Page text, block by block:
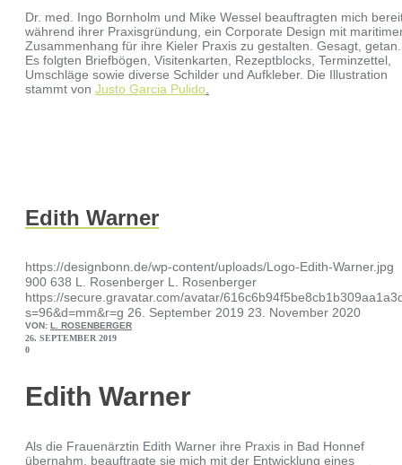
Dr. med. Ingo Bornholm und Mike Wessel beauftragten mich
während ihrer Praxisgründung, ein Corporate Design mit
Zusammenhang für ihre Kieler Praxis zu gestalten. Gesagt, getan.
Es folgten Briefbögen, Visitenkarten, Rezeptblocks, Terminzettel,
Umschläge sowie diverse Schilder und Aufkleber. Die Illustration
stammt von Justo Garcia Pulido
Edith Warner
https://designbonn.de/wp-content/uploads/Logo-Edith-Warner.jpg
900 638 L. Rosenberger L. Rosenberger
https://secure.gravatar.com/avatar/
s=96&d=mm&r=g 26. September 2019 23. November 2020
VON: L. ROSENBERGER
26. SEPTEMBER 2019
0
Edith Warner
Als die Frauenärztin Edith Warner ihre Praxis in Bad Honnef
übernahm, beauftragte sie mich mit der Entwicklung eines